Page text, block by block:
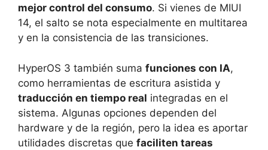
mejor control del consumo. Si vienes de MIUI
14, el salto se nota especialmente en multitarea
y en la consistencia de las transiciones.
HyperOS 3 también suma funciones con IA,
como herramientas de escritura asistida y
traducción en tiempo real integradas en el
sistema. Algunas opciones dependen del
hardware y de la región, pero la idea es aportar
utilidades discretas que faciliten tareas